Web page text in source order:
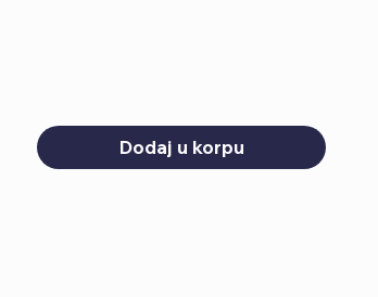
Dodaj u korpu